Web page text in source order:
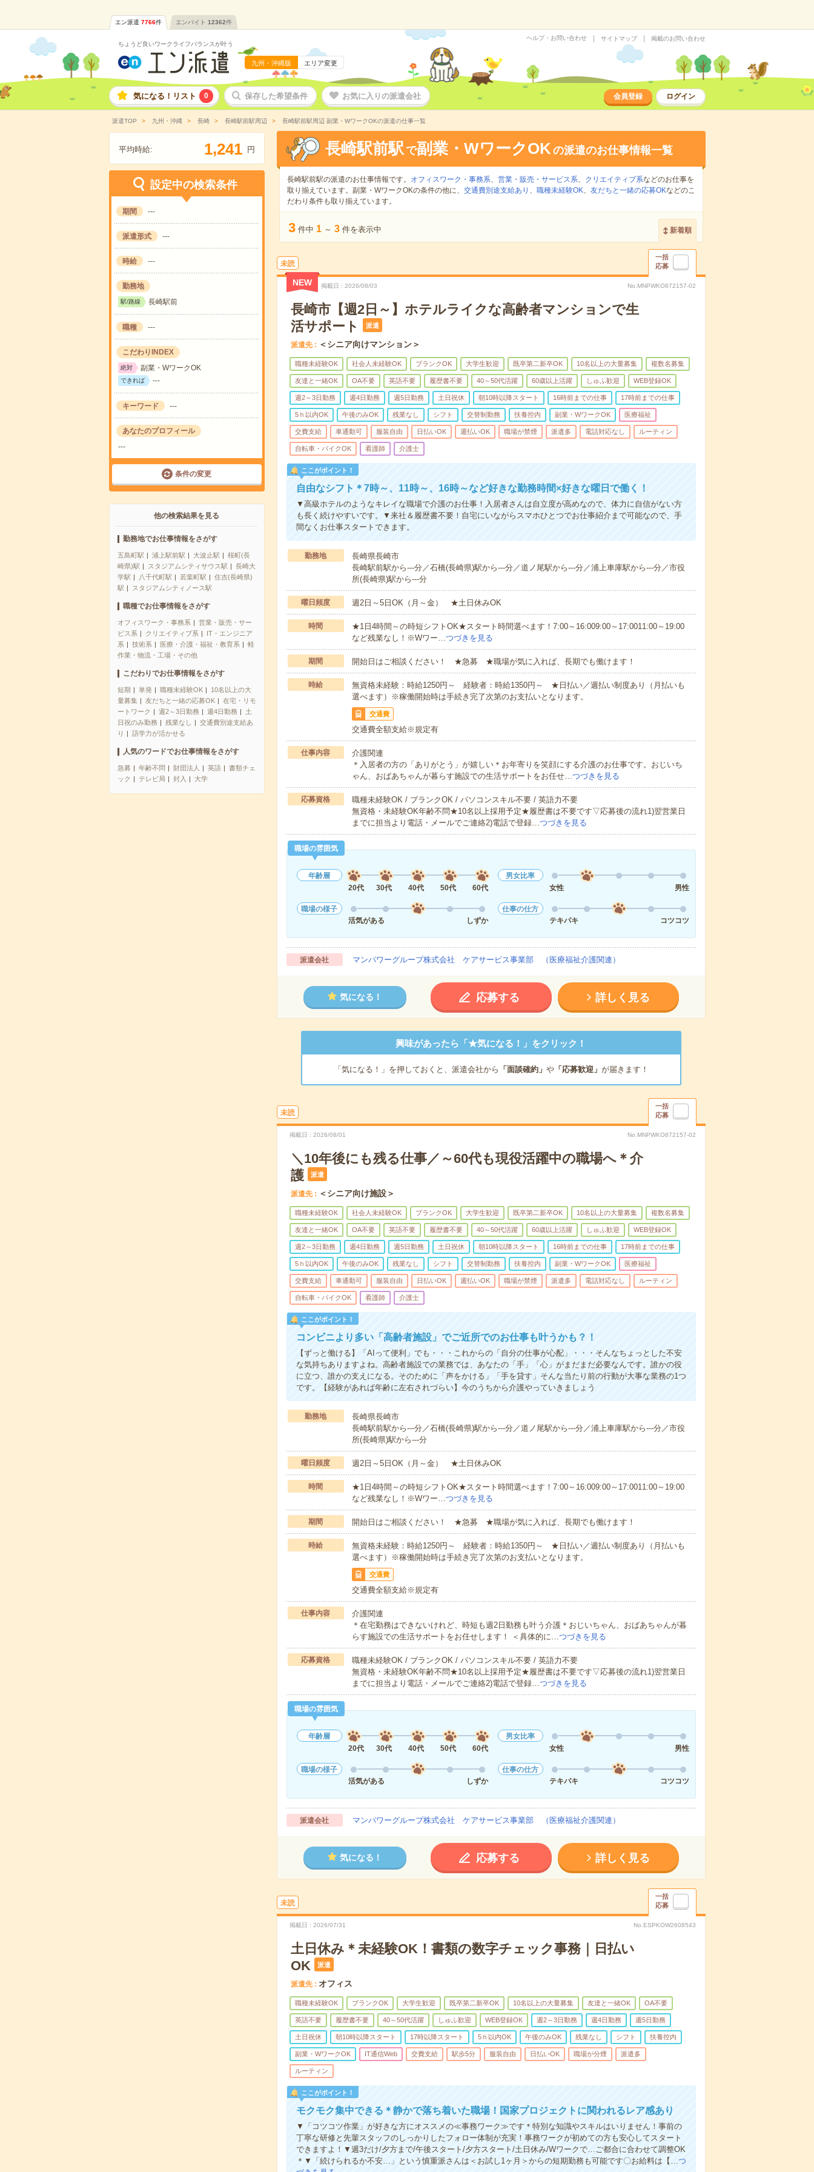
エン派遣 7766件 エンバイト 12362件
ちょうど良いワークライフバランスが叶う
九州・沖縄版 エリア変更
ヘルプ・お問い合わせ サイトマップ 掲載のお問い合わせ
気になる！リスト 0 保存した希望条件 お気に入りの派遣会社 会員登録 ログイン
派遣TOP 九州・沖縄 長崎 長崎駅前駅周辺 長崎駅前駅周辺 副業・WワークOKの派遣の仕事一覧
平均時給: 1,241 円
設定中の検索条件
期間 ---
派遣形式 ---
時給 ---
勤務地
駅/路線 長崎駅前
職種 ---
こだわりINDEX
絶対 副業・WワークOK
できれば ---
キーワード ---
あなたのプロフィール
---
条件の変更
他の検索結果を見る
勤務地でお仕事情報をさがす
五島町駅 浦上駅前駅 大波止駅
桜町(長
崎県)駅
スタジアムシティサウス駅
長崎大
学駅
八千代町駅 若葉町駅
住吉(長崎県)
駅
スタジアムシティノース駅
職種でお仕事情報をさがす
オフィスワーク・事務系
営業・販売・サー
ビス系
クリエイティブ系
IT・エンジニア
系
技術系 医療・介護・福祉・教育系
軽
作業・物流・工場・その他
こだわりでお仕事情報をさがす
短期 単発 職種未経験OK
10名以上の大
量募集
友だちと一緒の応募OK
在宅・リモ
ートワーク
週2～3日勤務 週4日勤務
土
日祝のみ勤務
残業なし
交通費別途支給あ
り
語学力が活かせる
人気のワードでお仕事情報をさがす
急募 年齢不問 財団法人 英語
書類チェ
ック
テレビ局 封入 大学
長崎駅前駅 で副業・WワークOKの派遣のお仕事情報一覧
長崎駅前駅の派遣のお仕事情報です。 オフィスワーク・事務系、 営業・販売・サービス系、 クリエイティブ系などのお仕事を
取り揃えています。副業・WワークOKの条件の他に、 交通費別途支給あり 、 職種未経験OK、 友だちと一緒の応募OKなどのこ
だわり条件も取り揃えています。
3 件中 1 ～ 3 件を表示中 新着順
未読
一括
応募
NEW 掲載日 2026/08/03 No.MNPWKO872157-02
長崎市【週2日～】ホテルライクな高齢者マンションで生
活サポート
派遣
派遣先 ＜シニア向けマンション＞
職種未経験OK 社会人未経験OK ブランクOK 大学生歓迎 既卒第二新卒OK 10名以上の大量募集 複数名募集
友達と一緒OK OA不要 英語不要 履歴書不要 40～50代活躍 60歳以上活躍 しゅふ歓迎 WEB登録OK
週2～3日勤務 週4日勤務 週5日勤務 土日祝休 朝10時以降スタート 16時前までの仕事 17時前までの仕事
5ｈ以内OK 午後のみOK 残業なし シフト 交替制勤務 扶養控内 副業・WワークOK 医療福祉
交費支給 車通勤可 服装自由 日払いOK 週払いOK 職場が禁煙 派遣多 電話対応なし ルーティン
自転車・バイクOK 看護師 介護士
ここがポイント！
自由なシフト＊7時～、11時～、16時～など好きな勤務時間×好きな曜日で働く！
▼高級ホテルのようなキレイな職場で介護のお仕事！入居者さんは自立度が高めなので、体力に自信がない方
も長く続けやすいです。▼来社＆履歴書不要！自宅にいながらスマホひとつでお仕事紹介まで可能なので、手
間なくお仕事スタートできます。
勤務地
長崎県長崎市
長崎駅前駅から---分／石橋(長崎県)駅から---分／道ノ尾駅から---分／浦上車庫駅から---分／市役
所(長崎県)駅から---分
曜日頻度 週2日～5日OK（月～金） ★土日休みOK
時間
★1日4時間～の時短シフトOK★スタート時間選べます！7:00～16:009:00～17:0011:00～19:00
など残業なし！※Wワー…つづきを見る
期間 開始日はご相談ください！ ★急募 ★職場が気に入れば、長期でも働けます！
時給
無資格未経験：時給1250円～ 経験者：時給1350円～ ★日払い／週払い制度あり（月払いも
選べます）※稼働開始時は手続き完了次第のお支払いとなります。
交通費
交通費全額支給※規定有
仕事内容
介護関連
＊入居者の方の「ありがとう」が嬉しい＊お年寄りを笑顔にする介護のお仕事です。おじいち
ゃん、おばあちゃんが暮らす施設での生活サポートをお任せ…つづきを見る
応募資格
職種未経験OK / ブランクOK / パソコンスキル不要 / 英語力不要
無資格・未経験OK年齢不問★10名以上採用予定★履歴書は不要です▽応募後の流れ1)翌営業日
までに担当より電話・メールでご連絡2)電話で登録…つづきを見る
職場の雰囲気
年齢層
20代
30代 40代 50代 60代
男女比率
女性
男性
職場の様子
活気がある
しずか
仕事の仕方
テキパキ
コツコツ
派遣会社 マンパワーグループ株式会社 ケアサービス事業部 （医療福祉介護関連）
気になる！ 応募する 詳しく見る
興味があったら「★気になる！」をクリック！
「気になる！」を押しておくと、派遣会社から 「面談確約」 や「応募歓迎」 が届きます！
未読
一括
応募
掲載日 2026/08/01 No.MNPWKO872157-02
＼10年後にも残る仕事／～60代も現役活躍中の職場へ＊介
護
派遣
派遣先 ＜シニア向け施設＞
職種未経験OK 社会人未経験OK ブランクOK 大学生歓迎 既卒第二新卒OK 10名以上の大量募集 複数名募集
友達と一緒OK OA不要 英語不要 履歴書不要 40～50代活躍 60歳以上活躍 しゅふ歓迎 WEB登録OK
週2～3日勤務 週4日勤務 週5日勤務 土日祝休 朝10時以降スタート 16時前までの仕事 17時前までの仕事
5ｈ以内OK 午後のみOK 残業なし シフト 交替制勤務 扶養控内 副業・WワークOK 医療福祉
交費支給 車通勤可 服装自由 日払いOK 週払いOK 職場が禁煙 派遣多 電話対応なし ルーティン
自転車・バイクOK 看護師 介護士
ここがポイント！
コンビニより多い「高齢者施設」でご近所でのお仕事も叶うかも？！
【ずっと働ける】「AIって便利」でも・・・これからの「自分の仕事が心配」・・・そんなちょっとした不安
な気持ちありますよね。高齢者施設での業務では、あなたの「手」「心」がまだまだ必要なんです。誰かの役
に立つ、誰かの支えになる。そのために「声をかける」「手を貸す」そんな当たり前の行動が大事な業務の1つ
です。【経験があれば年齢に左右されづらい】今のうちから介護やっていきましょう
勤務地
長崎県長崎市
長崎駅前駅から---分／石橋(長崎県)駅から---分／道ノ尾駅から---分／浦上車庫駅から---分／市役
所(長崎県)駅から---分
曜日頻度 週2日～5日OK（月～金） ★土日休みOK
時間
★1日4時間～の時短シフトOK★スタート時間選べます！7:00～16:009:00～17:0011:00～19:00
など残業なし！※Wワー…つづきを見る
期間 開始日はご相談ください！ ★急募 ★職場が気に入れば、長期でも働けます！
時給
無資格未経験：時給1250円～ 経験者：時給1350円～ ★日払い／週払い制度あり（月払いも
選べます）※稼働開始時は手続き完了次第のお支払いとなります。
交通費
交通費全額支給※規定有
仕事内容
介護関連
＊在宅勤務はできないけれど、時短も週2日勤務も叶う介護＊おじいちゃん、おばあちゃんが暮
らす施設での生活サポートをお任せします！ ＜具体的に…つづきを見る
応募資格
職種未経験OK / ブランクOK / パソコンスキル不要 / 英語力不要
無資格・未経験OK年齢不問★10名以上採用予定★履歴書は不要です▽応募後の流れ1)翌営業日
までに担当より電話・メールでご連絡2)電話で登録…つづきを見る
職場の雰囲気
年齢層
20代
30代 40代 50代 60代
男女比率
女性
男性
職場の様子
活気がある
しずか
仕事の仕方
テキパキ
コツコツ
派遣会社 マンパワーグループ株式会社 ケアサービス事業部 （医療福祉介護関連）
気になる！ 応募する 詳しく見る
未読
一括
応募
掲載日 2026/07/31 No.ESPKOW2608543
土日休み＊未経験OK！書類の数字チェック事務｜日払い
OK
派遣
派遣先 オフィス
職種未経験OK ブランクOK 大学生歓迎 既卒第二新卒OK 10名以上の大量募集 友達と一緒OK OA不要
英語不要 履歴書不要 40～50代活躍 しゅふ歓迎 WEB登録OK 週2～3日勤務 週4日勤務 週5日勤務
土日祝休 朝10時以降スタート 17時以降スタート 5ｈ以内OK 午後のみOK 残業なし シフト 扶養控内
副業・WワークOK IT通信Web 交費支給 駅歩5分 服装自由 日払いOK 職場が分煙 派遣多
ルーティン
ここがポイント！
モクモク集中できる＊静かで落ち着いた職場！国家プロジェクトに関われるレア感あり
▼「コツコツ作業」が好きな方にオススメの≪事務ワーク≫です＊特別な知識やスキルはいりません！事前の
丁寧な研修と先輩スタッフのしっかりしたフォロー体制が充実！事務ワークが初めての方も安心してスタート
できますよ！▼週3だけ/夕方まで/午後スタート/夕方スタート/土日休み/Wワークで…ご都合に合わせて調整OK
＊▼「続けられるか不安…」という慎重派さんは＜お試し1ヶ月＞からの短期勤務も可能です〇お給料は【…つ